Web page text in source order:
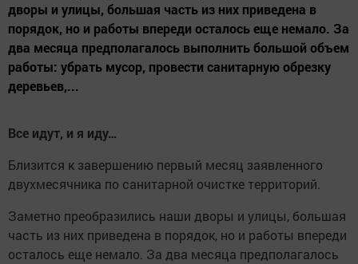
дворы и улицы, большая часть из них приведена в
порядок, но и работы впереди осталось еще немало. За
два месяца предполагалось выполнить большой объем
работы: убрать мусор, провести санитарную обрезку
деревьев,...
Все идут, и я иду…
Близится к завершению первый месяц заявленного
двухмесячника по санитарной очистке территорий.
Заметно преобразились наши дворы и улицы, большая
часть из них приведена в порядок, но и работы впереди
осталось еще немало. За два месяца предполагалось